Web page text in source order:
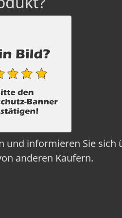
und informieren Sie sich
anderen Käufern.